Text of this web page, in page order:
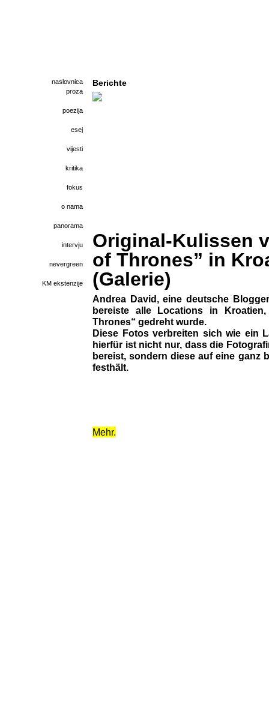
naslovnica
proza
poezija
esej
vijesti
kritika
fokus
o nama
panorama
intervju
nevergreen
KM ekstenzije
Berichte
Original-Kulissen
of Thrones” in
(Galerie)
Andrea David, eine deutsche
bereiste alle Locations in
Thrones“ gedreht wurde.
Diese Fotos verbreiten sich wie ein
hierfür ist nicht nur, dass die
bereist, sondern diese auf eine ganz
festhält.
Mehr.